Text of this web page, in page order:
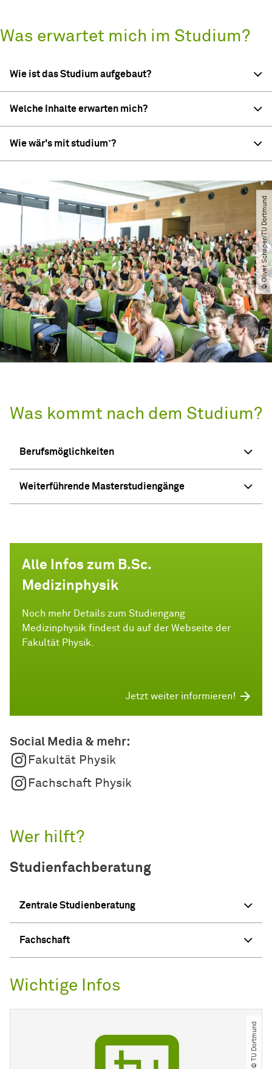
Was erwartet mich im Studium?
Wie ist das Studium aufgebaut?
Welche Inhalte erwarten mich?
Wie wär's mit studium⁺?
© Oliver Schaper​/​TU Dortmund
Was kommt nach dem Studium?
Berufsmöglichkeiten
Weiterführende Masterstudiengänge
Alle Infos zum B.Sc.
Medizinphysik
Noch mehr Details zum Studiengang
Medizinphysik findest du auf der Webseite der
Fakultät Physik.
Jetzt weiter informieren!
Social Media & mehr:
Fakultät Physik
Fachschaft Physik
Wer hilft?
Studienfachberatung
Zentrale Studienberatung
Fachschaft
Wichtige Infos
© TU Dortmund